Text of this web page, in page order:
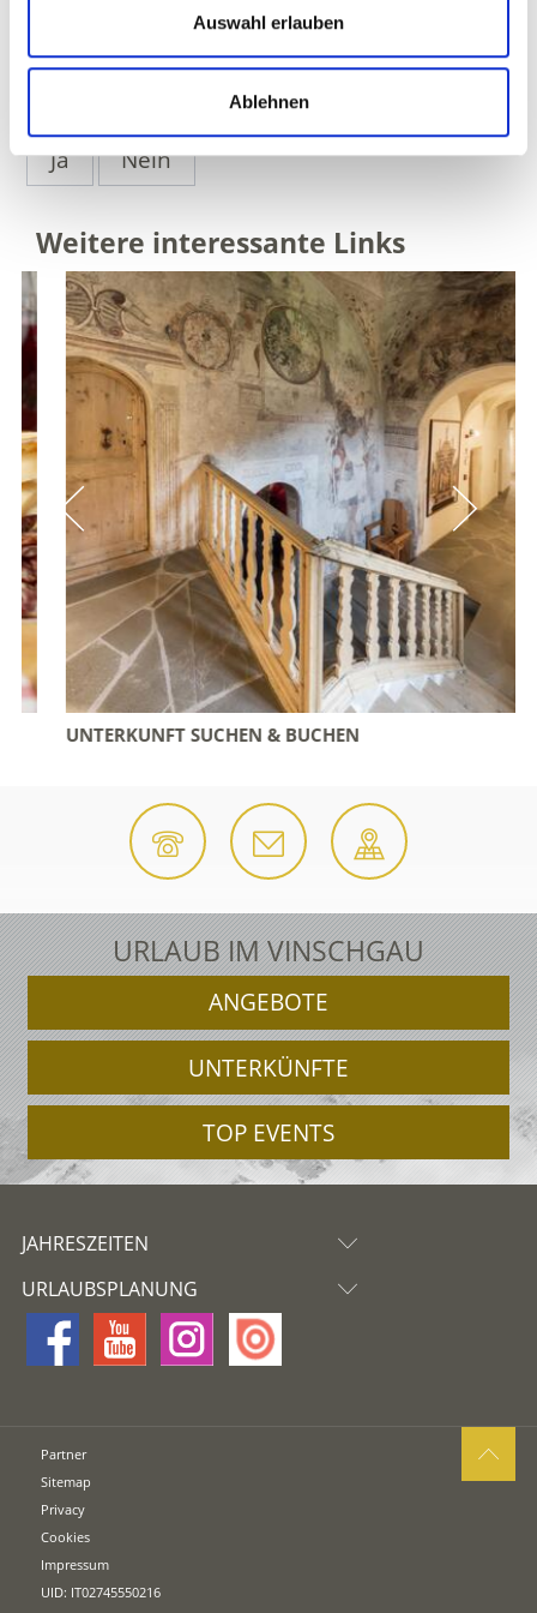
Auswahl erlauben
Ablehnen
zurück zu den Top Events
WAR DER INHALT FÜR SIE HILFREICH?
Ja
Nein
Weitere interessante Links
UNTERKUNFT SUCHEN & BUCHEN
URLAUB IM VINSCHGAU
ANGEBOTE
UNTERKÜNFTE
TOP EVENTS
JAHRESZEITEN
URLAUBSPLANUNG
Partner
Sitemap
Privacy
Cookies
Impressum
UID: IT02745550216